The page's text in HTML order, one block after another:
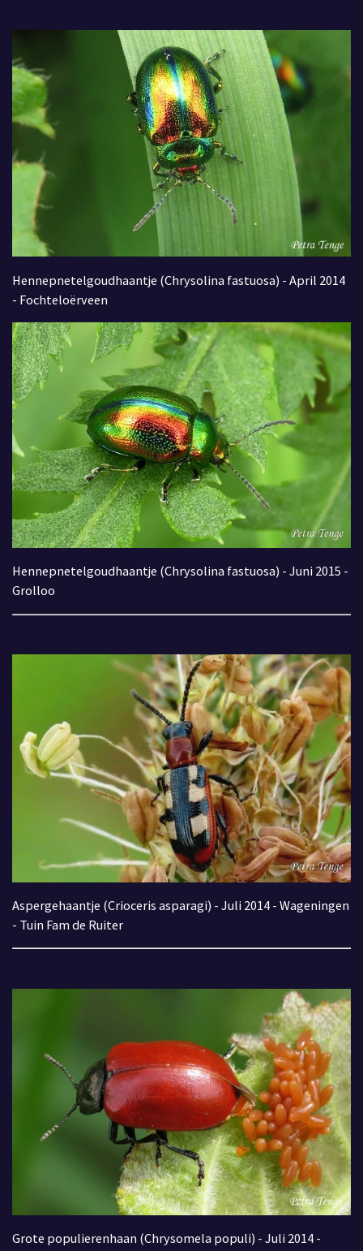
Hennepnetelgoudhaantje (Chrysolina fastuosa) - April 2014
- Fochteloërveen
Hennepnetelgoudhaantje (Chrysolina fastuosa) - Juni 2015 -
Grolloo
Aspergehaantje (Crioceris asparagi) - Juli 2014 - Wageningen
- Tuin Fam de Ruiter
Grote populierenhaan (Chrysomela populi) - Juli 2014 -